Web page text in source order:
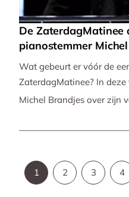
De ZaterdagMatinee
pianostemmer
Wat gebeurt er vóór de
ZaterdagMatinee? In
Michel Brandjes over zijn
1 2 3 4